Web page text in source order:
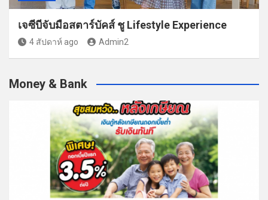
เจซีบีจับมือสตาร์บัคส์ ชู Lifestyle Experience
4 สัปดาห์ ago Admin2
Money & Bank